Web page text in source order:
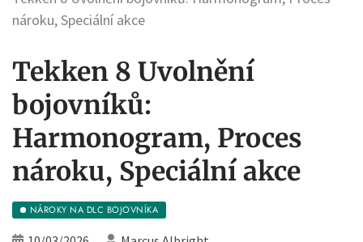
nároku, Speciální akce
Tekken 8 Uvolnění
bojovníků:
Harmonogram, Proces
nároku, Speciální akce
NÁROKY NA DLC BOJOVNÍKA